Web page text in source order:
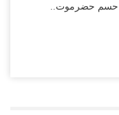
حسم حضرموت..